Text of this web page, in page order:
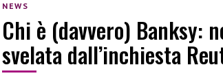
NEWS
Chi è (davvero) Banksy:
svelata dall’inchiesta